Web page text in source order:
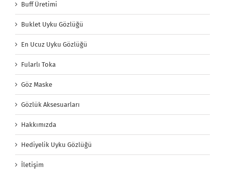
Buff Üretimi
Buklet Uyku Gözlüğü
En Ucuz Uyku Gözlüğü
Fularlı Toka
Göz Maske
Gözlük Aksesuarları
Hakkımızda
Hediyelik Uyku Gözlüğü
İletişim